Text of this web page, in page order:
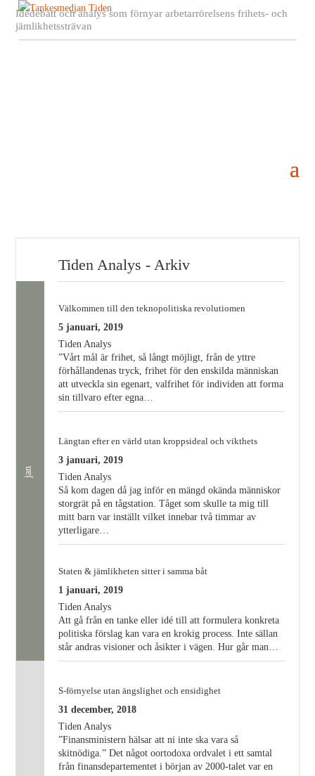
Idédebatt och analys som förnyar arbetarrörelsens frihets- och
jämlikhetssträvan
Tiden Analys - Arkiv
jan
Välkommen till den teknopolitiska revolutiomen
5 januari, 2019
Tiden Analys
”Vårt mål är frihet, så långt möjligt, från de yttre
förhållandenas tryck, frihet för den enskilda människan
att utveckla sin egenart, valfrihet för individen att forma
sin tillvaro efter egna…
Längtan efter en värld utan kroppsideal och vikthets
3 januari, 2019
Tiden Analys
Så kom dagen då jag inför en mängd okända människor
storgrät på en tågstation. Tåget som skulle ta mig till
mitt barn var inställt vilket innebar två timmar av
ytterligare…
Staten & jämlikheten sitter i samma båt
1 januari, 2019
Tiden Analys
Att gå från en tanke eller idé till att formulera konkreta
politiska förslag kan vara en krokig process. Inte sällan
står andras visioner och åsikter i vägen. Hur går man…
S-förnyelse utan ängslighet och ensidighet
31 december, 2018
Tiden Analys
”Finansministern hälsar att ni inte ska vara så
skitnödiga.” Det något oortodoxa ordvalet i ett samtal
från finansdepartementet i början av 2000-talet var en